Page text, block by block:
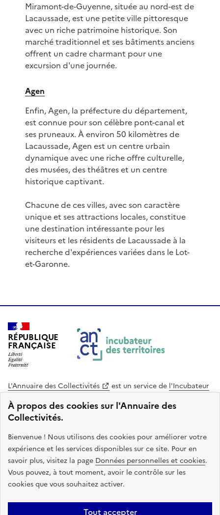
À propos des cookies sur l'Annuaire des
Collectivités.
Bienvenue ! Nous utilisons des cookies pour améliorer votre
expérience et les services disponibles sur ce site. Pour en
savoir plus, visitez la page Données personnelles et cookies.
Vous pouvez, à tout moment, avoir le contrôle sur les
cookies que vous souhaitez activer.
Tout accepter
Miramont-de-Guyenne, située au nord-est de
Lacaussade, est une petite ville pittoresque
avec un riche patrimoine historique. Son
marché traditionnel et ses bâtiments anciens
offrent un cadre charmant pour une
excursion d'une journée.
Agen
Enfin, Agen, la préfecture du département,
est connue pour son célèbre pont-canal et
ses pruneaux. À environ 50 kilomètres de
Lacaussade, Agen est un centre urbain
dynamique avec une riche offre culturelle,
des musées, des théâtres et un centre
historique captivant.
Chacune de ces villes, avec son caractère
unique et ses attractions locales, constitue
une destination intéressante pour les
visiteurs et les résidents de Lacaussade à la
recherche d'expériences variées dans le Lot-
et-Garonne.
RÉPUBLIQUE
FRANÇAISE
L'Annuaire des Collectivités est un service de l'Incubateur
des Territoires
Cohésion des Territoires
. Le code source de ce site web
est disponible en licence libre. Le design de ce site est conçu
avec le système de design de l’État.
legifrance.gouv.fr
info.gouv.fr
service-public.gouv.fr
data.gouv.fr
Plan du site Accessibilite : non conforme Mentions légales